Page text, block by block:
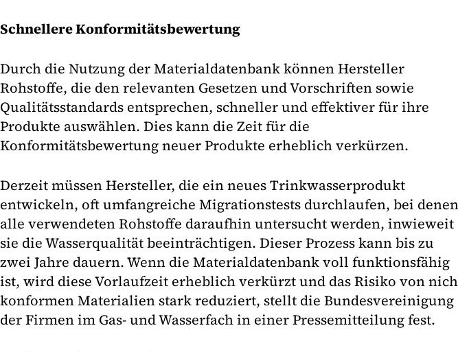
Schnellere Konformitätsbewertung
Durch die Nutzung der Materialdatenbank können Hersteller
Rohstoffe, die den relevanten Gesetzen und Vorschriften sowie
Qualitätsstandards entsprechen, schneller und effektiver für ihre
Produkte auswählen. Dies kann die Zeit für die
Konformitätsbewertung neuer Produkte erheblich verkürzen.
Derzeit müssen Hersteller, die ein neues Trinkwasserprodukt
entwickeln, oft umfangreiche Migrationstests durchlaufen, bei denen
alle verwendeten Rohstoffe daraufhin untersucht werden, inwieweit
sie die Wasserqualität beeinträchtigen. Dieser Prozess kann bis zu
zwei Jahre dauern. Wenn die Materialdatenbank voll funktionsfähig
ist, wird diese Vorlaufzeit erheblich verkürzt und das Risiko von
konformen Materialien stark reduziert, stellt die Bundesvereinigung
der Firmen im Gas- und Wasserfach in einer Pressemitteilung fest.